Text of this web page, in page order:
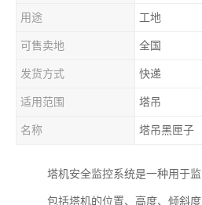
用途 工地
可售卖地 全国
发货方式 快递
适用范围 塔吊
名称 塔吊黑匣子
塔机安全监控系统是一种用于
包括塔机的位置、高度、倾斜